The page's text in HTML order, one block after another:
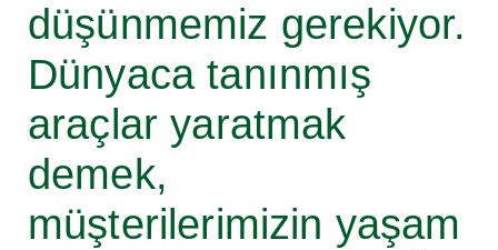
düşünmemiz gerekiyor.
Dünyaca tanınmış
araçlar yaratmak
demek,
müşterilerimizin yaşam